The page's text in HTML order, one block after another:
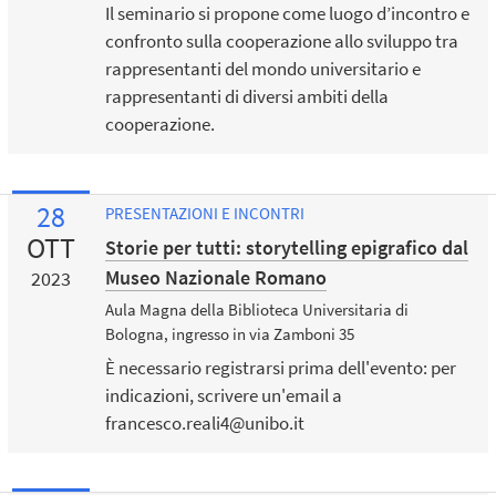
Il seminario si propone come luogo d’incontro e
confronto sulla cooperazione allo sviluppo tra
rappresentanti del mondo universitario e
rappresentanti di diversi ambiti della
cooperazione.
28
OTT
2023
PRESENTAZIONI E INCONTRI
Storie per tutti: storytelling epigrafico dal
Museo Nazionale Romano
Aula Magna della Biblioteca Universitaria di
Bologna, ingresso in via Zamboni 35
È necessario registrarsi prima dell'evento: per
indicazioni, scrivere un'email a
francesco.reali4@unibo.it